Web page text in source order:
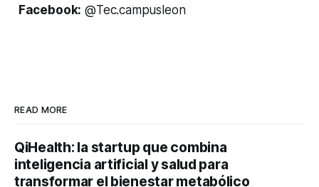
Facebook: @Tec.campusleon
READ MORE
QiHealth: la startup que combina
inteligencia artificial y salud para
transformar el bienestar metabólico